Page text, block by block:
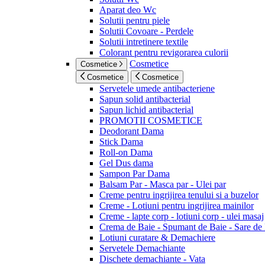
Aparat deo Wc
Solutii pentru piele
Solutii Covoare - Perdele
Solutii intretinere textile
Colorant pentru revigorarea culorii
Cosmetice Cosmetice
Cosmetice Cosmetice
Servetele umede antibacteriene
Sapun solid antibacterial
Sapun lichid antibacterial
PROMOTII COSMETICE
Deodorant Dama
Stick Dama
Roll-on Dama
Gel Dus dama
Sampon Par Dama
Balsam Par - Masca par - Ulei par
Creme pentru ingrijirea tenului si a buzelor
Creme - Lotiuni pentru ingrijirea mainilor
Creme - lapte corp - lotiuni corp - ulei masaj
Crema de Baie - Spumant de Baie - Sare de
Lotiuni curatare & Demachiere
Servetele Demachiante
Dischete demachiante - Vata